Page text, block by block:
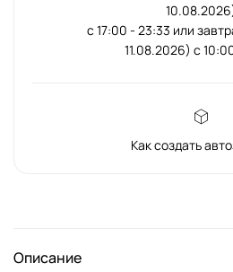
с 17:00 - 23:33 или
11.08.2026) с
Как создать
Описание